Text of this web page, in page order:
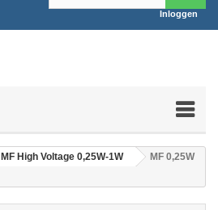
Inloggen
MF High Voltage 0,25W-1W
MF 0,25W